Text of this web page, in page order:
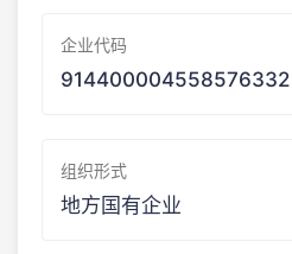
企业代码
914400004558576332
组织形式
地方国有企业